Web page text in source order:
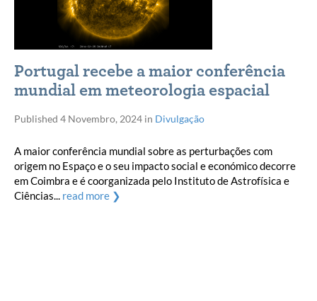
Portugal recebe a maior conferência
mundial em meteorologia espacial
Published 4 Novembro, 2024 in Divulgação
A maior conferência mundial sobre as perturbações com
origem no Espaço e o seu impacto social e económico decorre
em Coimbra e é coorganizada pelo Instituto de Astrofísica e
Ciências... read more ❯